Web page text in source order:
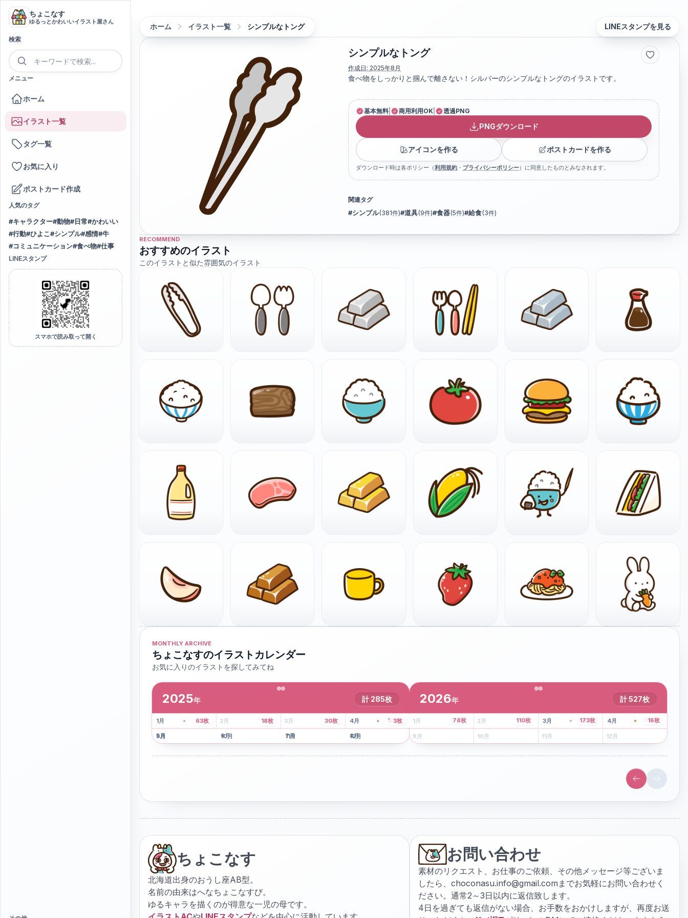
ちょこなす
ゆるっとかわいいイラスト屋さん
検索
メニュー
ホーム
イラスト一覧
タグ一覧
お気に入り
ポストカード作成
人気のタグ
#キャラクター#動物# 日常#かわいい
#行動#ひよこ#シンプル#感情#牛
#コミュニケーション#食べ物#仕事
LINEスタンプ
スマホで読み取って開く
ホーム イラスト一覧 シンプルなトング LINEスタンプを見る
シンプルなトング
作成日: 2025年8月
食べ物をしっかりと掴んで離さない！シルバーのシンプルなトングのイラストです。
基本無料 商用利用OK 透過PNG
PNGダウンロード
アイコンを作る ポストカードを作る
ダウンロード時は各ポリシー（利用規約 ・ プライバシーポリシー）に同意したものとみなされます。
関連タグ
#シンプル(381件)#道具(9件)#食器(5件)#給食(3件)
RECOMMEND
おすすめのイラスト
このイラストと似た雰囲気のイラスト
MONTHLY ARCHIVE
ちょこなすのイラストカレンダー
お気に入りのイラストを探してみてね
2025年 計 285枚
1月 2枚 2月 3月 4月 8枚
5月
41枚
6月
13枚
7月
6枚
8月
101枚
9月
63枚
10月
18枚
11月
30枚
12月
3枚
2026年 計527枚
1月 2月 3月 43枚 4月 107枚
5 月
78枚
6月
110枚
7 月
173枚
8月
16枚
9 月 10月 11月 12月
ちょこなす
北海道出身のおうし座AB型。
名前の由来はへなちょこなすび。
ゆるキャラを描くのが得意な一児の母です。
お問い合わせ
素材のリクエスト、お仕事のご依頼、その他メッセージ等ございま
したら、 choconasu.info@gmail.com までお気軽にお問い合わせく
ださい。通常2～3日以内に返信致します。
4日を過ぎても返信がない場合、お手数をおかけしますが、再度お送